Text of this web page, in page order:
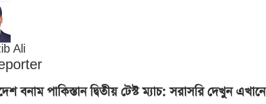
Ali
বনাম পাকিস্তান দ্বিতীয় টেস্ট ম্যাচ: সরাসরি দেখুন এখানে